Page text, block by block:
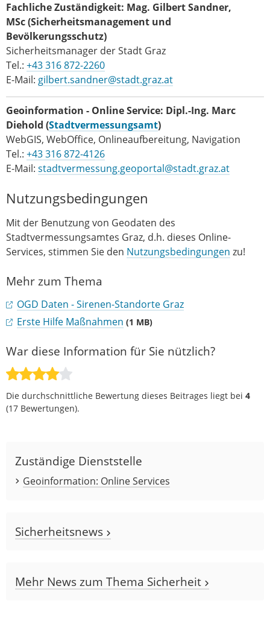
Fachliche Zuständigkeit: Mag. Gilbert Sandner,
MSc (Sicherheitsmanagement und
Bevölkerungsschutz)
Sicherheitsmanager der Stadt Graz
Tel.: +43 316 872-2260
E-Mail: gilbert.sandner@stadt.graz.at
Geoinformation - Online Service: Dipl.-Ing. Marc
Diehold (Stadtvermessungsamt)
WebGIS, WebOffice, Onlineaufbereitung, Navigation
Tel.: +43 316 872-4126
E-Mail: stadtvermessung.geoportal@stadt.graz.at
Nutzungsbedingungen
Mit der Benutzung von Geodaten des
Stadtvermessungsamtes Graz, d.h. dieses Online-
Services, stimmen Sie den Nutzungsbedingungen zu!
Mehr zum Thema
OGD Daten - Sirenen-Standorte Graz
Erste Hilfe Maßnahmen (1 MB)
War diese Information für Sie nützlich?
Die durchschnittliche Bewertung dieses Beitrages liegt bei 4
(17 Bewertungen).
Zuständige Dienststelle
Geoinformation: Online Services
Sicherheitsnews
Mehr News zum Thema Sicherheit